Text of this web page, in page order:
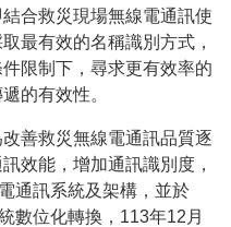
合救災現場無線電通訊使
最有效的名稱識別方式，
限制下，尋求更有效率的
的有效性。
善救災無線電通訊品質逐
效能，增加通訊識別度，
通訊系統及架構，並於
數位化轉換， 113年12 月